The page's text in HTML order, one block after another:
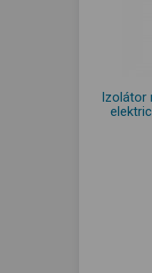
Izolátor